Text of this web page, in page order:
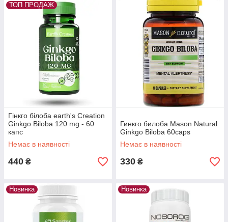
ТОП ПРОДАЖ
Гінкго білоба earth's Creation
Ginkgo Biloba 120 mg - 60
капс
Немає в наявності
440 ₴
Гинкго билоба Mason Natural
Ginkgo Biloba 60caps
Немає в наявності
330 ₴
Новинка Новинка